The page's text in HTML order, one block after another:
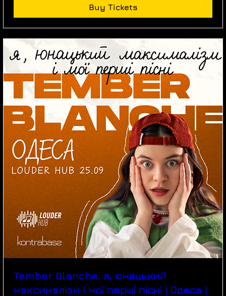
Buy Tickets
Tember Blanche: я, юнацький
максималізм і мої перші пісні | Одеса |